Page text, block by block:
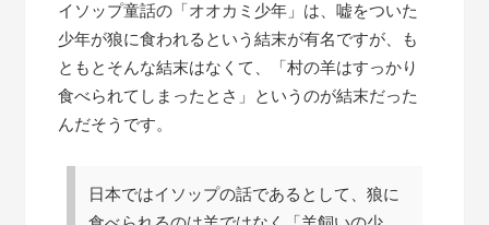
話”
イソップ童話の「オオカミ少年」は、嘘をついた
少年が狼に食われるという結末が有名ですが、も
ともとそんな結末はなくて、「村の羊はすっかり
食べられてしまったとさ」というのが結末だった
んだそうです。
日本ではイソップの話であるとして、狼に